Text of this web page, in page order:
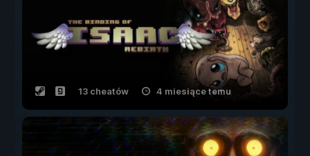
13 cheatów 4 miesiące temu